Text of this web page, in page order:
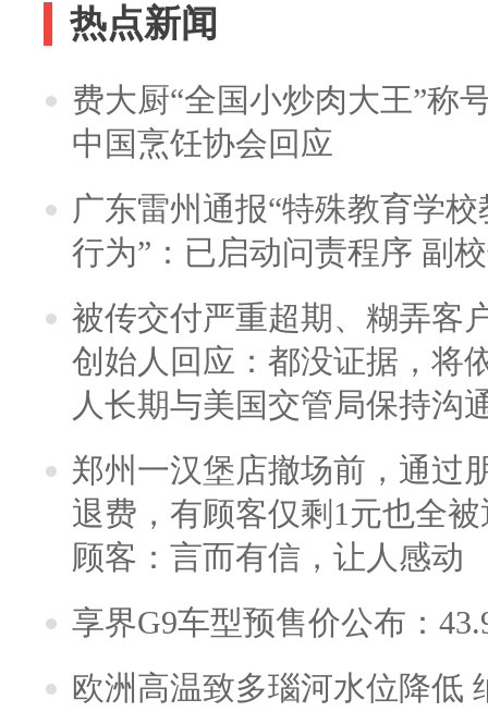
热点新闻
费大厨“全国小炒肉大王”称
中国烹饪协会回应
广东雷州通报“特殊教育学
行为”：已启动问责程序 副
被传交付严重超期、糊弄客
创始人回应：都没证据，将
人长期与美国交管局保持沟
郑州一汉堡店撤场前，通过
退费，有顾客仅剩1元也全
顾客：言而有信，让人感动
享界G9车型预售价公布：
欧洲高温致多瑙河水位降低